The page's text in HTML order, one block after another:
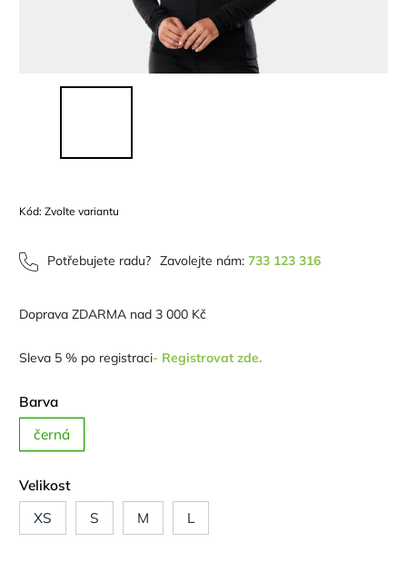
Kód: Zvolte variantu
Potřebujete radu? Zavolejte nám: 733 123 316
Doprava ZDARMA nad 3 000 Kč
Sleva 5 % po registraci- Registrovat zde.
Barva
černá
Velikost
XS
S M L